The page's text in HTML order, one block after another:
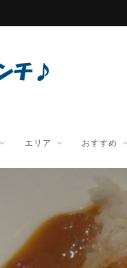
エリア おすすめ